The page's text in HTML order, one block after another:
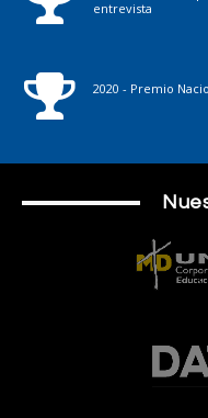
entrevista
2020 - Premio